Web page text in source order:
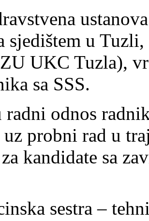
sjedištem u
UKC Tuzla),
sa SSS.
odnos
probni rad u
kandidate sa
sestra –